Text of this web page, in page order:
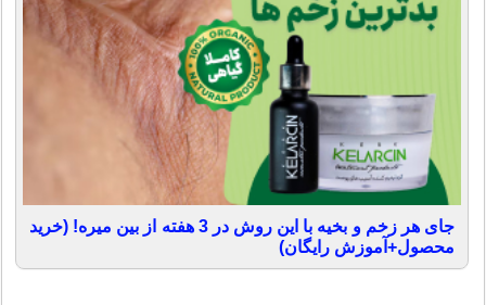
جای هر زخم و بخیه با این روش در 3 هفته از بین میره! (خرید
محصول+آموزش رایگان)